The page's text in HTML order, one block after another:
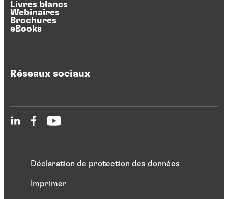
Livres blancs
Webinaires
Brochures
eBooks
Réseaux sociaux
Déclaration de protection des données
Imprimer